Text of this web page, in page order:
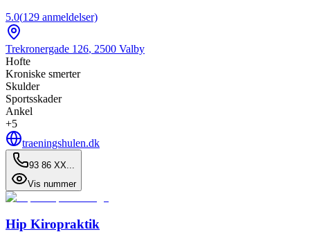
5.0(129 anmeldelser)
Trekronergade 126, 2500 Valby
Hofte
Kroniske smerter
Skulder
Sportsskader
Ankel
+5
traeningshulen.dk
93 86 XX...
Vis nummer
Hip Kiropraktik